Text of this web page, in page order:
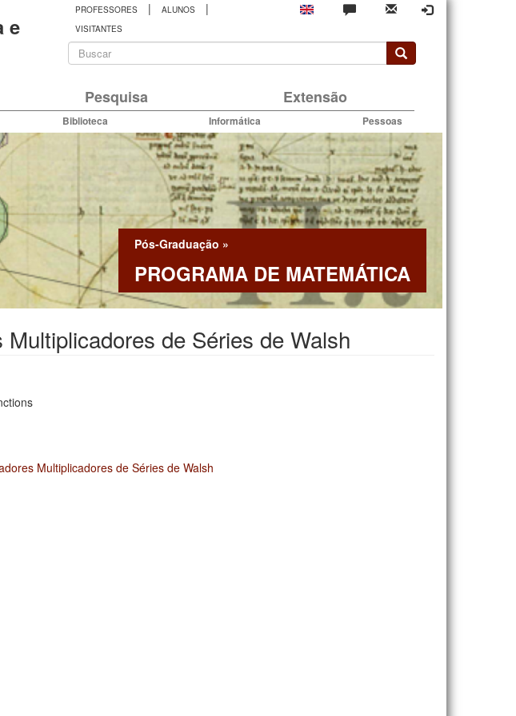
e
PROFESSORES | ALUNOS |
VISITANTES
Formulário
busca
Pesquisa Extensão
Biblioteca Informática Pessoas
Pós-Graduação »
PROGRAMA DE MATEMÁTICA
de Séries de Walsh
Multiplicadores de Séries de Walsh